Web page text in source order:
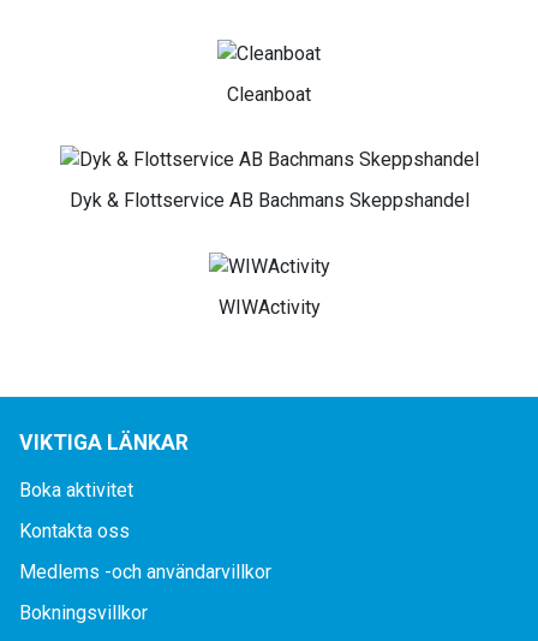
Cleanboat
Dyk & Flottservice AB Bachmans Skeppshandel
WIWActivity
VIKTIGA LÄNKAR
Boka aktivitet
Kontakta oss
Medlems -och användarvillkor
Bokningsvillkor